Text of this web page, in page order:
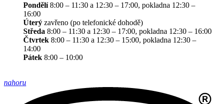
Pondělí8:00 – 11:30 a 12:30 – 17:00, pokladna 12:30 –
16:00
Úterý zavřeno (po telefonické dohodě)
Středa 8:00 – 11:30 a 12:30 – 17:00, pokladna 12:30 – 16:00
Čtvrtek 8:00 – 11:30 a 12:30 – 15:00, pokladna 12:30 –
14:00
Pátek 8:00 – 10:00
nahoru